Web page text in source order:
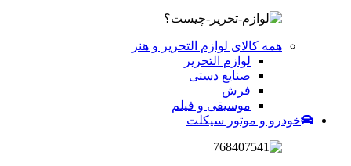
همه کالای لوازم التحریر و هنر
لوازم التحریر
صنایع دستی
فرش
موسیقی و فیلم
خودرو و موتور سیکلت